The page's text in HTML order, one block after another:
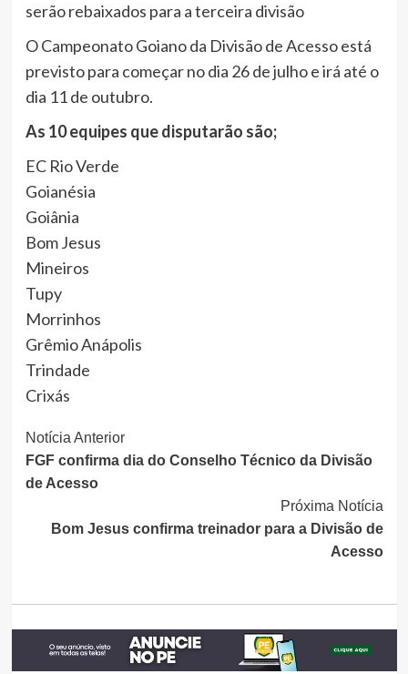
serão rebaixados para a terceira divisão
O Campeonato Goiano da Divisão de Acesso está
previsto para começar no dia 26 de julho e irá até o
dia 11 de outubro.
As 10 equipes que disputarão são;
EC Rio Verde
Goianésia
Goiânia
Bom Jesus
Mineiros
Tupy
Morrinhos
Grêmio Anápolis
Trindade
Crixás
Continue
Lendo
Notícia Anterior
FGF confirma dia do Conselho Técnico da Divisão
de Acesso
Próxima Notícia
Bom Jesus confirma treinador para a Divisão de
Acesso